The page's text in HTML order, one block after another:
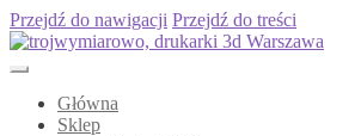
Przejdź do nawigacji Przejdź do treści
Główna
Sklep